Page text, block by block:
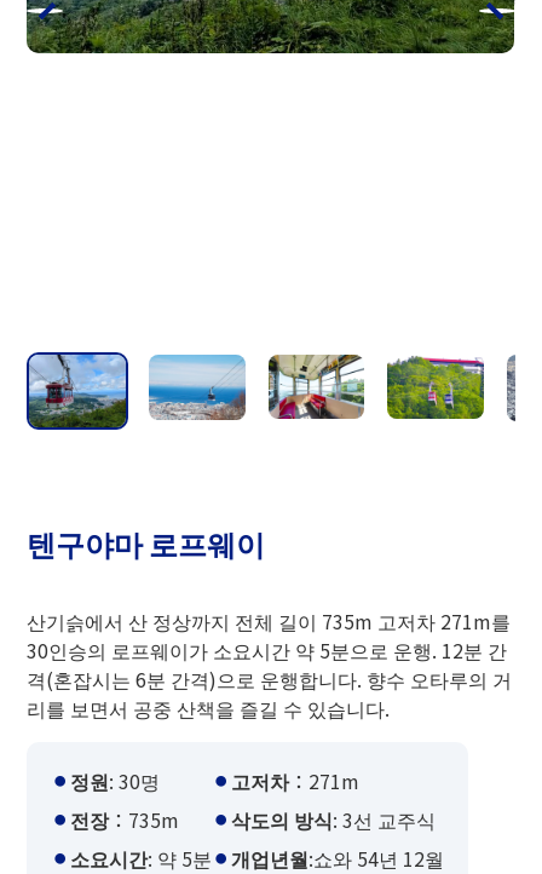
텐구야마 로프웨이
산기슭에서 산 정상까지 전체 길이 735m 고저차 271m를
30인승의 로프웨이가 소요시간 약 5분으로 운행. 12분 간
격(혼잡시는 6분 간격)으로 운행합니다. 향수 오타루의 거
리를 보면서 공중 산책을 즐길 수 있습니다.
정원: 30명
전장：735m
소요시간: 약 5분
고저차：271m
삭도의 방식: 3선 교주식
개업년월:쇼와 54년 12월